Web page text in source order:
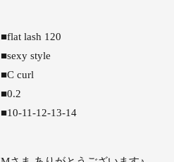
■flat lash 120
■sexy style
■C curl
■0.2
■10-11-12-13-14